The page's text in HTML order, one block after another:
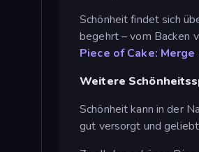
Schönheit findet sich
begehrt – vom Backen
Piece of Cake: Merge
Weitere
Schönheit kann in der
gut versorgt und